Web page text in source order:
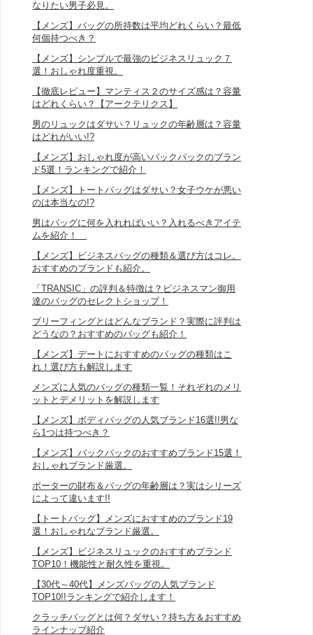
なりたい男子必見。
【メンズ】バッグの所持数は平均どれくらい？最低
何個持つべき？
【メンズ】シンプルで最強のビジネスリュック７
選！おしゃれ度重視。
【徹底レビュー】マンティス２のサイズ感は？容量
はどれくらい？【アークテリクス】
男のリュックはダサい？リュックの年齢層は？容量
はどれがいい!?
【メンズ】おしゃれ度が高いバックパックのブラン
ド5選！ランキングで紹介！
【メンズ】トートバッグはダサい？女子ウケが悪い
のは本当なの!?
男はバッグに何を入れればいい？入れるべきアイテ
ムを紹介！
【メンズ】ビジネスバッグの種類＆選び方はコレ。
おすすめのブランドも紹介。
「TRANSIC」の評判＆特徴は？ビジネスマン御用
達のバッグのセレクトショップ！
ブリーフィングとはどんなブランド？実際に評判は
どうなの？おすすめのバッグも紹介！
【メンズ】デートにおすすめのバッグの種類はこ
れ！選び方も解説します
メンズに人気のバッグの種類一覧！それぞれのメリ
ットとデメリットを解説します
【メンズ】ボディバッグの人気ブランド16選!!男な
ら1つは持つべき？
【メンズ】バックパックのおすすめブランド15選！
おしゃれブランド厳選。
ポーターの財布＆バッグの年齢層は？実はシリーズ
によって違います!!
【トートバッグ】メンズにおすすめのブランド19
選！おしゃれなブランド厳選。
【メンズ】ビジネスリュックのおすすめブランド
TOP10！機能性と耐久性を重視。
【30代～40代】メンズバッグの人気ブランド
TOP10!!ランキングで紹介します！
クラッチバッグとは何？ダサい？持ち方＆おすすめ
ラインナップ紹介